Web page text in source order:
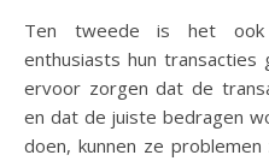
Ten tweede is het ook
enthusiasts hun
ervoor zorgen dat de
en dat de juiste bedragen
doen, kunnen ze